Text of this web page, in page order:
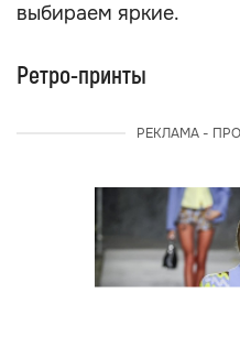
выбираем яркие.
Ретро-принты
РЕКЛАМА -